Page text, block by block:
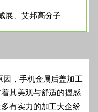
展、艾邦高分子
因，手机金属后盖加工
其美观与舒适的握感
有实力的加工大企纷